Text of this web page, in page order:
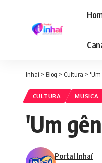
Inhaí > Blog > Cultura > 'Um
CULTURA MUSICA
'Um
Portal Inhaí